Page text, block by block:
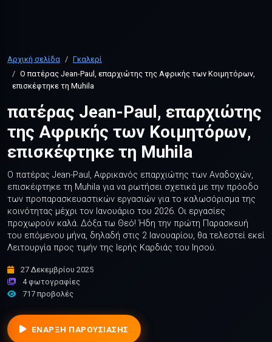
Αρχική σελίδα
Γκαλερί
Ο πατέρας Jean-Paul, επαρχιώτης της Αφρικής των Κοιμητόρων,
επισκέφτηκε τη Muhila
πατέρας Jean-Paul, επαρχιώτης
της Αφρικής των Κοιμητόρων,
επισκέφτηκε τη Muhila
Ο πατέρας Jean-Paul, Αφρικανός επαρχιώτης των Αναδοχών,
επισκέφτηκε τη Muhila για να ρωτήσει σχετικά με την πρόοδο
των προπαρασκευαστικών εργασιών για το καλωσόρισμα της
κοινότητας μέχρι τον Ιανουάριο του 2026. Οι εργασίες
προχωρούν καλά. Δόξα τω Θεό! Ήδη την πρώτη Παρασκευή
του επόμενου μήνα, δηλαδή στις 2 Ιανουαρίου, θα τελεστεί εκεί
Λειτουργία προς τιμήν της Ιερής Καρδιάς του Ιησού.
27 Δεκεμβρίου 2025
4 φωτογραφίες
717 προβολές
ΈΝΑΡΞΗ ΠΑΡΟΥΣΊΑΣΗΣ